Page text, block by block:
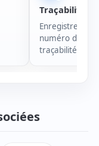
Traçabilité
numéro de
traçabilité de